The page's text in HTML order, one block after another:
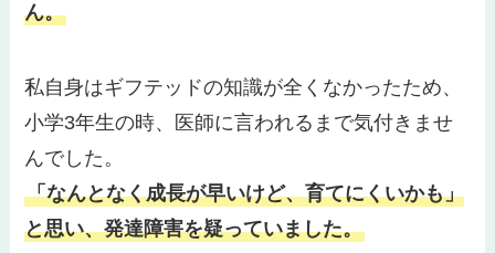
ん。
私自身はギフテッドの知識が全くなかったため、
小学3年生の時、医師に言われるまで気付きませ
んでした。
「なんとなく成長が早いけど、育てにくいかも」
と思い、発達障害を疑っていました。